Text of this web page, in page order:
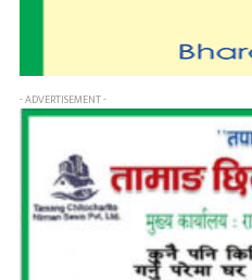
- ADVERTISEMENT -